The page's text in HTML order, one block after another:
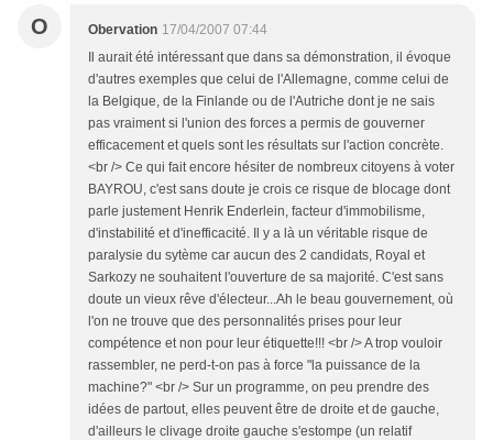
O Obervation 17/04/2007 07:44
Il aurait été intéressant que dans sa démonstration, il évoque
d'autres exemples que celui de l'Allemagne, comme celui de
la Belgique, de la Finlande ou de l'Autriche dont je ne sais
pas vraiment si l'union des forces a permis de gouverner
efficacement et quels sont les résultats sur l'action concrète.
<br /> Ce qui fait encore hésiter de nombreux citoyens à voter
BAYROU, c'est sans doute je crois ce risque de blocage dont
parle justement Henrik Enderlein, facteur d'immobilisme,
d'instabilité et d'inefficacité. Il y a là un véritable risque de
paralysie du sytème car aucun des 2 candidats, Royal et
Sarkozy ne souhaitent l'ouverture de sa majorité. C'est sans
doute un vieux rêve d'électeur...Ah le beau gouvernement, où
l'on ne trouve que des personnalités prises pour leur
compétence et non pour leur étiquette!!! <br /> A trop vouloir
rassembler, ne perd-t-on pas à force "la puissance de la
machine?" <br /> Sur un programme, on peu prendre des
idées de partout, elles peuvent être de droite et de gauche,
d'ailleurs le clivage droite gauche s'estompe (un relatif